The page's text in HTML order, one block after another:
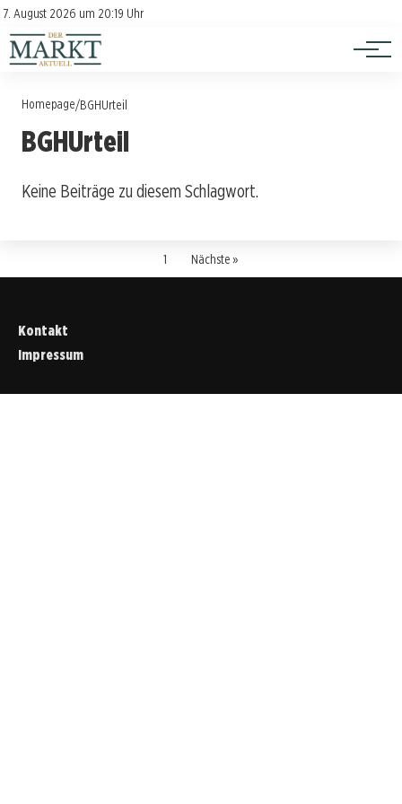
7. August 2026 um 20:19 Uhr
Kontakt
Impressum
Investition
Verbraucherschutz
Homepage/BGHUrteil
BGHUrteil
Keine Beiträge zu diesem Schlagwort.
1 Nächste »
Kontakt
Impressum